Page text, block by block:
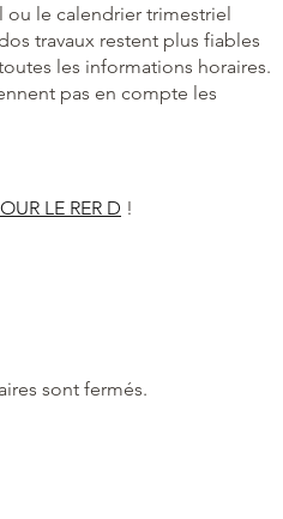
ou le calendrier trimestriel
travaux restent plus fiables
les informations horaires.
pas en compte les
LE RER D !
sont fermés.